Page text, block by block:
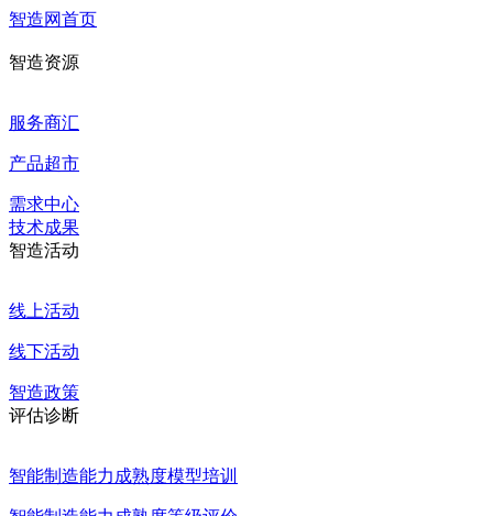
智造网首页
智造资源
服务商汇
产品超市
需求中心
技术成果
智造活动
线上活动
线下活动
智造政策
评估诊断
智能制造能力成熟度模型培训